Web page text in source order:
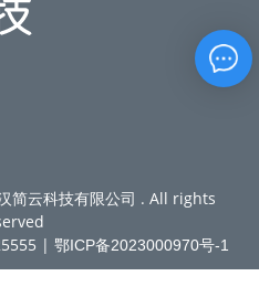
简云科技有限公司 . All rights
| 鄂ICP备2023000970号-1